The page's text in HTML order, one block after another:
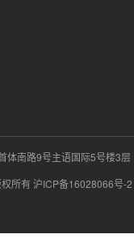
体南路9号主语国际5号楼3层
所有 沪ICP备16028066号-2